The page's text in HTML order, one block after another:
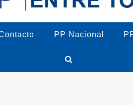
PP Nacional